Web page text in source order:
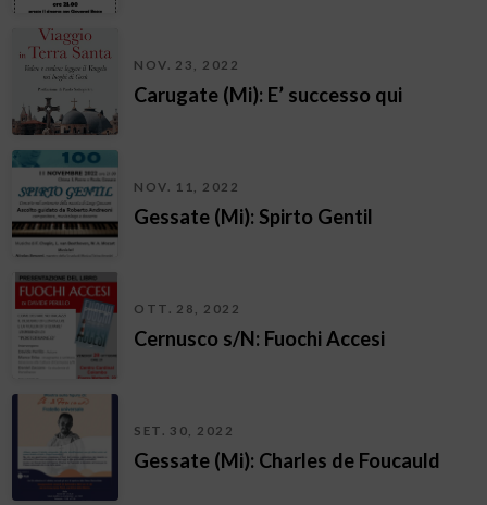
NOV. 23, 2022
Carugate (Mi): E’ successo qui
NOV. 11, 2022
Gessate (Mi): Spirto Gentil
OTT. 28, 2022
Cernusco s/N: Fuochi Accesi
SET. 30, 2022
Gessate (Mi): Charles de Foucauld